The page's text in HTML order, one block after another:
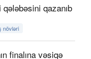
qazanıb
növləri
finalına vəsiqə